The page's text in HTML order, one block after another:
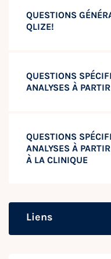
QUESTIONS
QLIZE!
QUESTIONS
ANALYSES À
QUESTIONS
ANALYSES À
À LA CLINIQUE
Liens